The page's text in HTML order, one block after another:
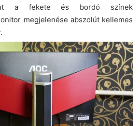
a fekete és bordó színek
megjelenése abszolút kellemes